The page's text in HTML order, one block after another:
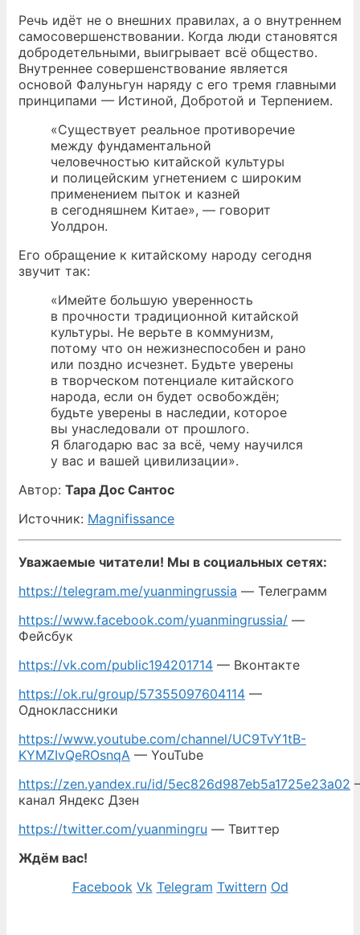
Речь идёт не о внешних правилах, а о внутреннем
самосовершенствовании. Когда люди становятся
добродетельными, выигрывает всё общество.
Внутреннее совершенствование является
основой Фалуньгун наряду с его тремя главными
принципами — Истиной, Добротой и Терпением.
«Существует реальное противоречие
между фундаментальной
человечностью китайской культуры
и полицейским угнетением с широким
применением пыток и казней
в сегодняшнем Китае», — говорит
Уолдрон.
Его обращение к китайскому народу сегодня
звучит так:
«Имейте большую уверенность
в прочности традиционной китайской
культуры. Не верьте в коммунизм,
потому что он нежизнеспособен и рано
или поздно исчезнет. Будьте уверены
в творческом потенциале китайского
народа, если он будет освобождён;
будьте уверены в наследии, которое
вы унаследовали от прошлого.
Я благодарю вас за всё, чему научился
у вас и вашей цивилизации».
Автор: Тара Дос Сантос
Источник: Magnifissance
Уважаемые читатели! Мы в социальных сетях:
https://telegram.me/yuanmingrussia — Телеграмм
https://www.facebook.com/yuanmingrussia/ —
Фейсбук
https://vk.com/public194201714 — Вконтакте
https://ok.ru/group/57355097604114 —
Одноклассники
https://www.youtube.com/channel/UC9TvY1tB-
KYMZIvQeROsnqA — YouTube
https://zen.yandex.ru/id/5ec826d987eb5a1725e23a02
канал Яндекс Дзен
https://twitter.com/yuanmingru — Твиттер
Ждём вас!
Facebook Vk Telegram Twittern Od